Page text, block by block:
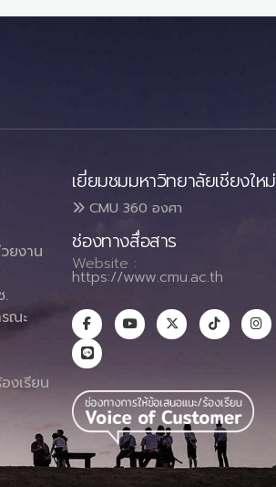
ยงาน
.
ณะ
งเรียน
เยี่ยมชมมหาวิทยาลัยเชียงใหม่
CMU 360 องศา
ช่องทางสื่อสาร
Website :
https://www.cmu.ac.th